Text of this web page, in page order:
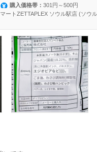
購入価格帯： 301円～500円
ートZETTAPLEX ソウル駅店 (ソウ